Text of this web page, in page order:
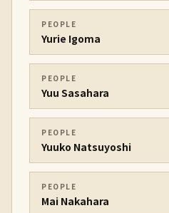
PEOPLE
Yurie Igoma
PEOPLE
Yuu Sasahara
PEOPLE
Yuuko Natsuyoshi
PEOPLE
Mai Nakahara